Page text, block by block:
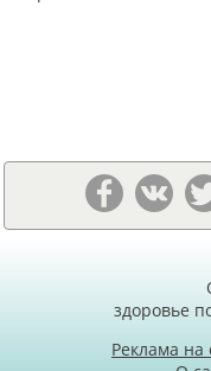
здоровье
Реклама на